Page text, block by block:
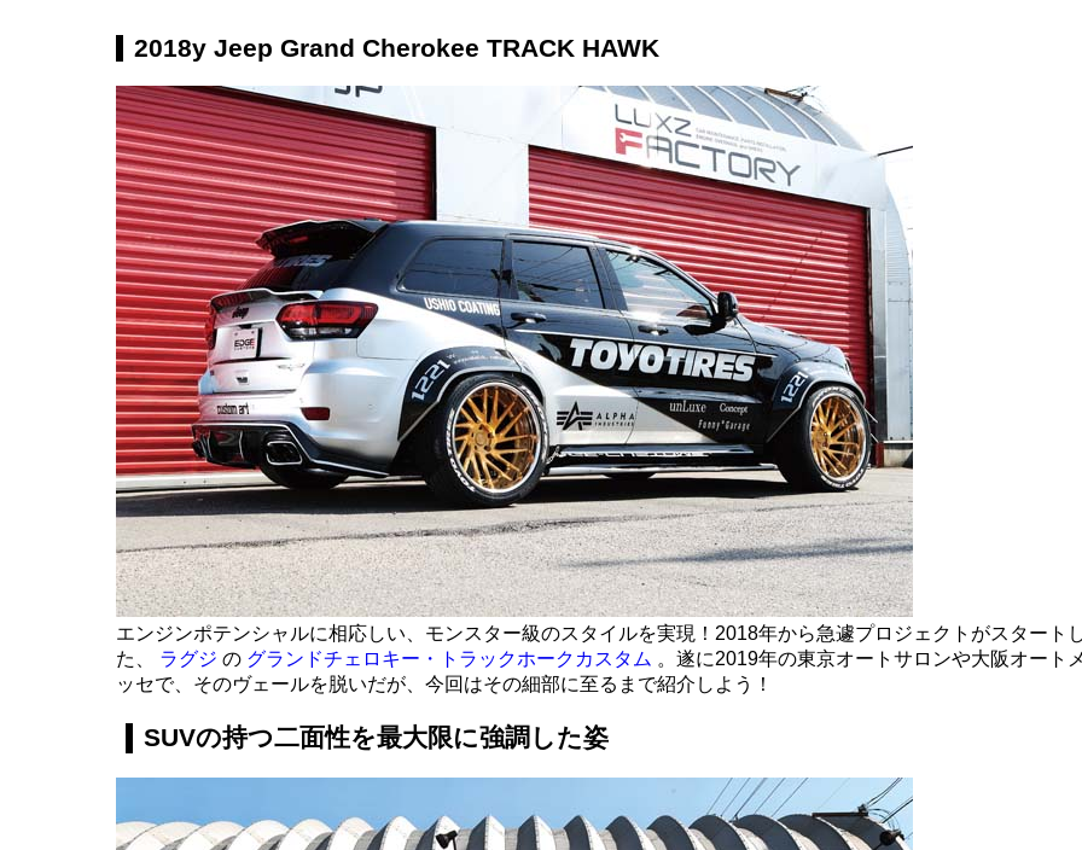
2018y Jeep Grand Cherokee TRACK HAWK
エンジンポテンシャルに相応しい、モンスター級のスタイルを実現！2018年から急遽プロジェクトがスタート
た、 ラグジ の グランドチェロキー・トラックホークカスタム 。遂に2019年の東京オートサロンや大阪オート
ッセで、そのヴェールを脱いだが、今回はその細部に至るまで紹介しよう！
SUVの持つ二面性を最大限に強調した姿